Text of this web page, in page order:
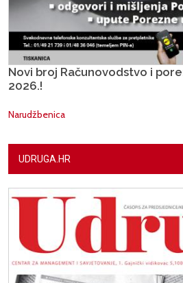
Novi broj Računovodstvo i
2026.!
Narudžbenica
UDRUGA.HR